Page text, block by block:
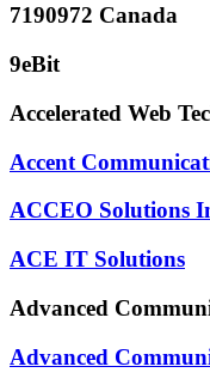
7190972 Canada
9eBit
Accelerated Web
Accent
ACCEO Solutions
ACE IT Solutions
Advanced
Advanced